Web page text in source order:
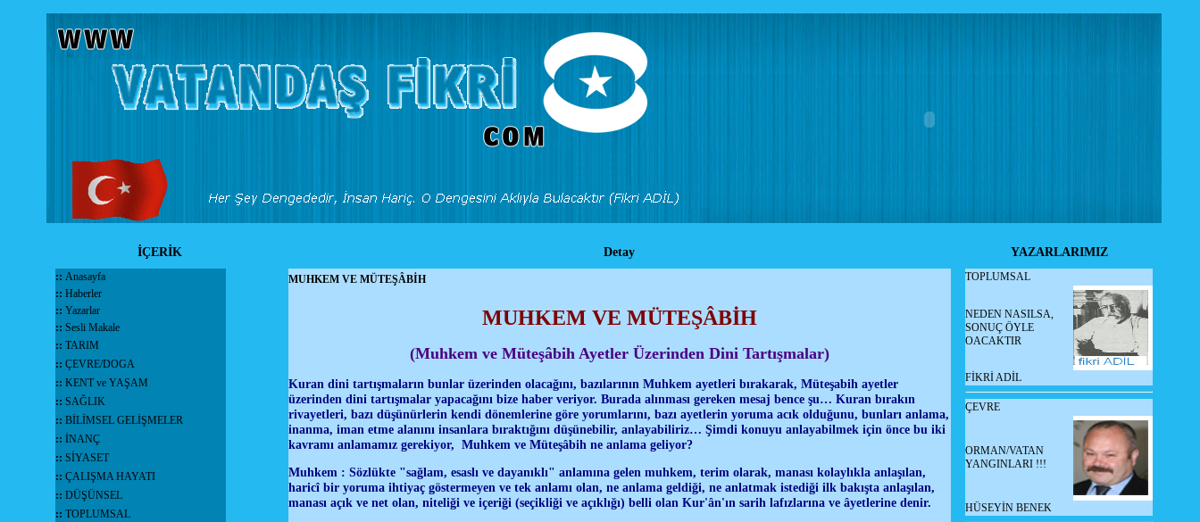
İÇERİK Detay YAZARLARIMIZ
:: Anasayfa
:: Haberler
:: Yazarlar
:: Sesli Makale
:: TARIM
:: ÇEVRE/DOGA
:: KENT ve YAŞAM
:: SAĞLIK
:: BİLİMSEL GELİŞMELER
:: İNANÇ
:: SİYASET
:: ÇALIŞMA HAYATI
:: DÜŞÜNSEL
:: TOPLUMSAL
MUHKEM VE MÜTEŞÂBİH
MUHKEM VE MÜTEŞÂBİH
(Muhkem ve Müteşâbih Ayetler Üzerinden Dini Tartışmalar)
Kuran dini tartışmaların bunlar üzerinden olacağını, bazılarının Muhkem ayetleri bırakarak, Müteşabih ayetler
üzerinden dini tartışmalar yapacağını bize haber veriyor. Burada alınması gereken mesaj bence şu… Kuran bırakın
rivayetleri, bazı düşünürlerin kendi dönemlerine göre yorumlarını, bazı ayetlerin yoruma acık olduğunu, bunları anlama,
inanma, iman etme alanını insanlara bıraktığını düşünebilir, anlayabiliriz… Şimdi konuyu anlayabilmek için önce bu iki
kavramı anlamamız gerekiyor, Muhkem ve Müteşâbih ne anlama geliyor?
Muhkem : Sözlükte "sağlam, esaslı ve dayanıklı" anlamına gelen muhkem, terim olarak, manası kolaylıkla anlaşılan,
haricî bir yoruma ihtiyaç göstermeyen ve tek anlamı olan, ne anlama geldiği, ne anlatmak istediği ilk bakışta anlaşılan,
manası açık ve net olan, niteliği ve içeriği (seçikliği ve açıklığı) belli olan Kur'ân'ın sarih lafızlarına ve âyetlerine denir.
TOPLUMSAL
NEDEN NASILSA,
SONUÇ ÖYLE
OACAKTIR
FİKRİ ADİL
ÇEVRE
ORMAN/VATAN
YANGINLARI !!!
HÜSEYİN BENEK